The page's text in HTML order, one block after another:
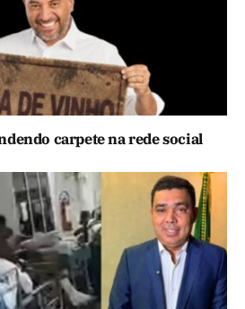
carpete na rede social